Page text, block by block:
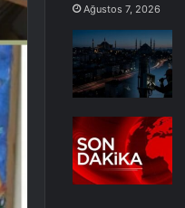
Ağustos 7, 2026